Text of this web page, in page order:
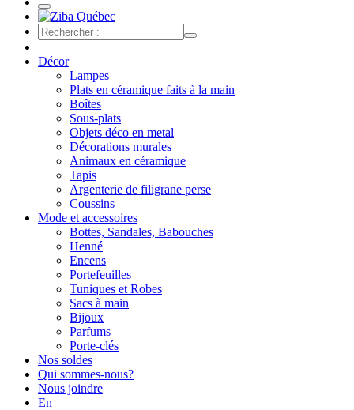
Décor
Lampes
Plats en céramique faits à la main
Boîtes
Sous-plats
Objets déco en metal
Décorations murales
Animaux en céramique
Tapis
Argenterie de filigrane perse
Coussins
Mode et accessoires
Bottes, Sandales, Babouches
Henné
Encens
Portefeuilles
Tuniques et Robes
Sacs à main
Bijoux
Parfums
Porte-clés
Nos soldes
Qui sommes-nous?
Nous joindre
En